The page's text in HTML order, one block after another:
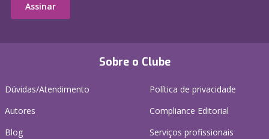
Sobre o Clube
Dúvidas/Atendimento
Autores
Blog
Política de privacidade
Compliance Editorial
Serviços profissionais
Assinar